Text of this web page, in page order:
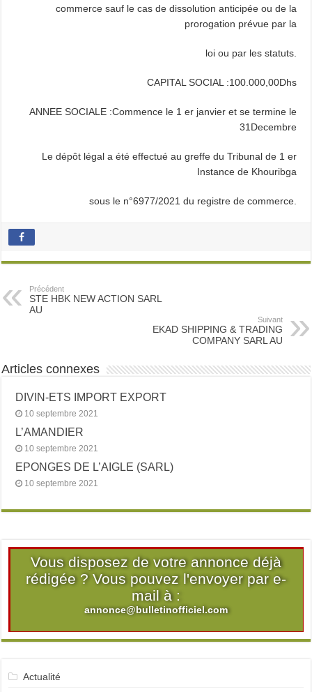
commerce sauf le cas de dissolution anticipée ou de la
prorogation prévue par la
loi ou par les statuts.
CAPITAL SOCIAL :100.000,00Dhs
ANNEE SOCIALE :Commence le 1 er janvier et se termine le
31Decembre
Le dépôt légal a été effectué au greffe du Tribunal de 1 er
Instance de Khouribga
sous le n°6977/2021 du registre de commerce.
Précédent
STE HBK NEW ACTION SARL
AU
Suivant
EKAD SHIPPING & TRADING
COMPANY SARL AU
Articles connexes
DIVIN-ETS IMPORT EXPORT
10 septembre 2021
L’AMANDIER
10 septembre 2021
EPONGES DE L’AIGLE (SARL)
10 septembre 2021
Vous disposez de votre annonce déjà
rédigée ? Vous pouvez l'envoyer par e-
mail à :
annonce@bulletinofficiel.com
Actualité